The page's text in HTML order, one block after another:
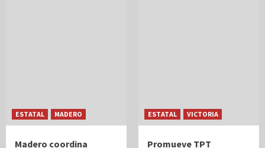
ESTATAL MADERO
Madero coordina
ESTATAL VICTORIA
Promueve TPT